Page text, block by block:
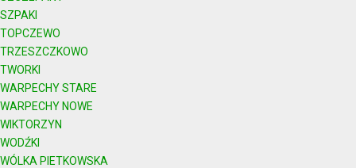
SZPAKI
TOPCZEWO
TRZESZCZKOWO
TWORKI
WARPECHY STARE
WARPECHY NOWE
WIKTORZYN
WODŹKI
WÓLKA PIETKOWSKA